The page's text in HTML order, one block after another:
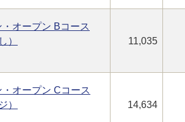
オープン Bコース
）
11,035
オープン Cコース
）
14,634